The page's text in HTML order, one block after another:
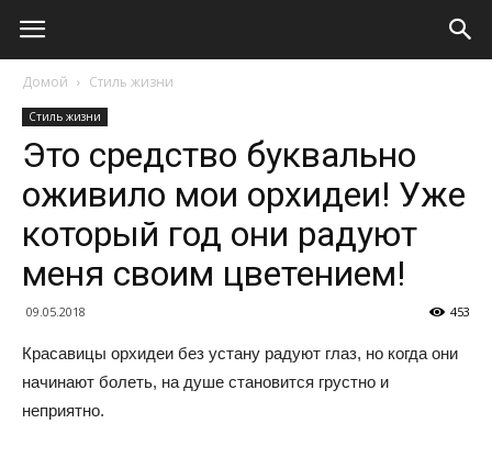
Домой Стиль жизни
Стиль жизни
Это средство буквально
оживило мои орхидеи! Уже
который год они радуют
меня своим цветением!
09.05.2018 453
Красавицы орхидеи без устану радуют глаз, но когда они
начинают болеть, на душе становится грустно и
неприятно.